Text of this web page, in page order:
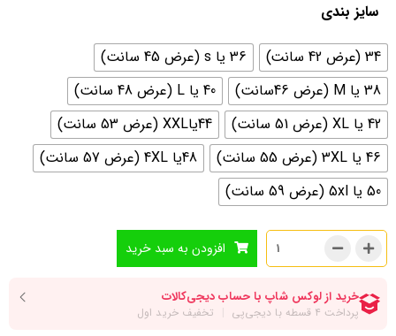
سایز بندی
34 (عرض 42 سانت)
36 یا s (عرض 45 سانت)
38 یا M (عرض 46سانت)
40 یا L (عرض 48 سانت)
42 یا XL (عرض 51 سانت)
44یاXXL (عرض 53 سانت)
46 یا 3XL (عرض 55 سانت)
48یا 4XL (عرض 57 سانت)
50 یا 5xl (عرض 59 سانت)
افزودن به سبد خرید